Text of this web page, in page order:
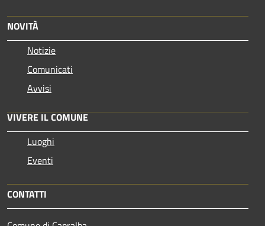
NOVITÀ
Notizie
Comunicati
Avvisi
VIVERE IL COMUNE
Luoghi
Eventi
CONTATTI